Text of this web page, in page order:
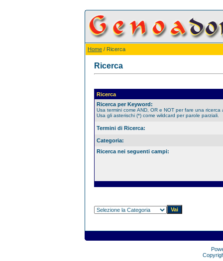
Home / Ricerca
Ricerca
Ricerca
Ricerca per Keyword:
Usa termini come AND, OR e NOT per fare una ricerca
Usa gli asterischi (*) come wildcard per parole parziali.
Termini di Ricerca:
Categoria:
Ricerca nei seguenti campi: